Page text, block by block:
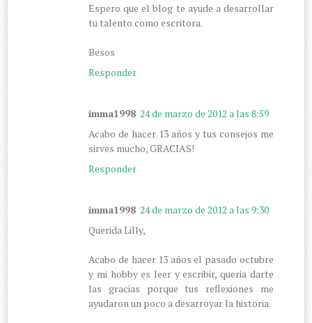
Espero que el blog te ayude a desarrollar
tu talento como escritora.
Besos
Responder
imma1998 24 de marzo de 2012 a las 8:59
Acabo de hacer 13 años y tus consejos me
sirves mucho, GRACIAS!
Responder
imma1998 24 de marzo de 2012 a las 9:30
Querida Lilly,
Acabo de hacer 13 años el pasado octubre
y mi hobby es leer y escribir, queria darte
las gracias porque tus reflexiones me
ayudaron un poco a desarroyar la historia.